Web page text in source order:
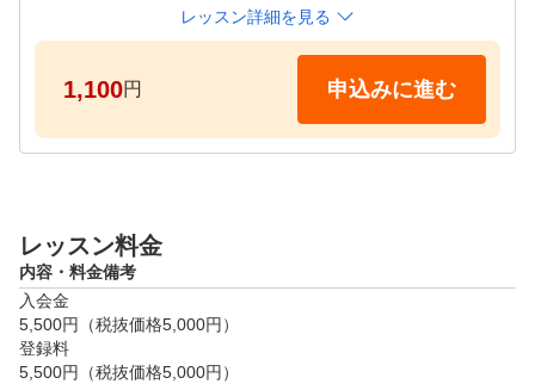
「100切りを目指したい」
「ゴルフ仲間を増やしたい」
「もう一度基本からやり直したい方」
「とにかく楽しいゴルフをしたい方」
【タイムスケジュール】
水曜　13:30～、18:00～、19:20～、20:40～
木曜　10:30～、11:00～、12:00～、12:30～、13:30
～、18:00～、19:20～、20:40～
金曜　11:00～、13:30～、18:00～、19:20～、20:40
～
レッスン詳細を見る
1,100円 申込みに進む
レッスン料金
内容・料金備考
入会金
5,500円（税抜価格5,000円）
登録料
5,500円（税抜価格5,000円）